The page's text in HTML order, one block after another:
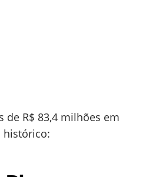
de R$ 83,4 milhões em
histórico: